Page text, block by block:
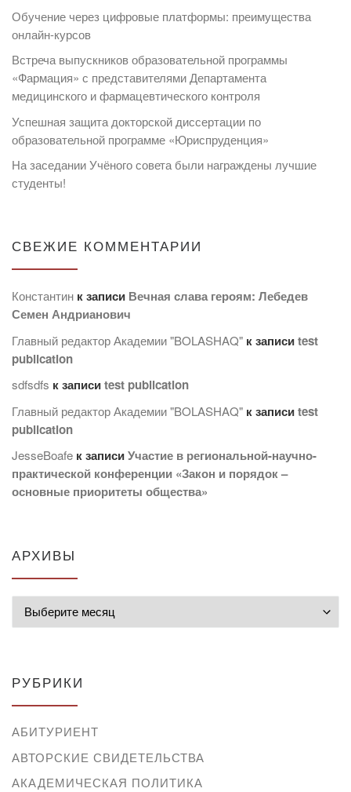
Обучение через цифровые платформы: преимущества
онлайн-курсов
Встреча выпускников образовательной программы
«Фармация» с представителями Департамента
медицинского и фармацевтического контроля
Успешная защита докторской диссертации по
образовательной программе «Юриспруденция»
На заседании Учёного совета были награждены лучшие
студенты!
СВЕЖИЕ КОММЕНТАРИИ
Константин к записи Вечная слава героям: Лебедев
Семен Андрианович
Главный редактор Академии "BOLASHAQ" к записиtest
publication
sdfsdfs к записиtest publication
Главный редактор Академии "BOLASHAQ" к записиtest
publication
JesseBoafe к записиУчастие в региональной-научно-
практической конференции «Закон и порядок –
основные приоритеты общества»
АРХИВЫ
РУБРИКИ
АБИТУРИЕНТ
АВТОРСКИЕ СВИДЕТЕЛЬСТВА
АКАДЕМИЧЕСКАЯ ПОЛИТИКА